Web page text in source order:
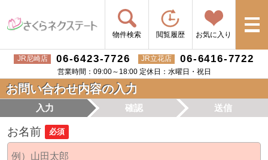
物件検索 閲覧履歴 お気に入り
JR尼崎店 06-6423-7726 JR立花店 06-6416-7722
営業時間：09:00～18:00 定休日：水曜日・祝日
お問い合わせ内容の入力
入力 確認 送信
お名前 必須